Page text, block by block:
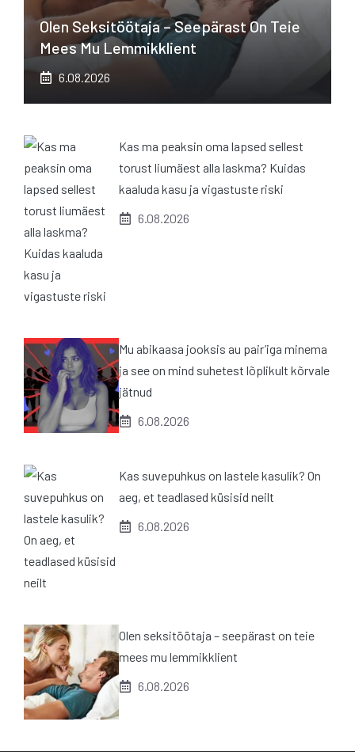
Olen Seksitöötaja – Seepärast On Teie
Mees Mu Lemmikklient
6.08.2026
Kas ma peaksin oma lapsed sellest
torust liumäest alla laskma? Kuidas
kaaluda kasu ja vigastuste riski
6.08.2026
Mu abikaasa jooksis au pair’iga minema
ja see on mind suhetest lõplikult kõrvale
jätnud
6.08.2026
Kas suvepuhkus on lastele kasulik? On
aeg, et teadlased küsisid neilt
6.08.2026
Olen seksitöötaja – seepärast on teie
mees mu lemmikklient
6.08.2026